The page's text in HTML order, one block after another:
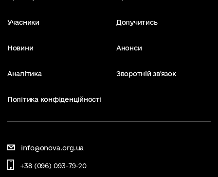
Учасники Долучитись
Новини Анонси
Аналітика Зворотній зв'язок
Політика конфіденційності
info@onova.org.ua
+38 (096) 093-79-20